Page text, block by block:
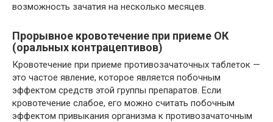
возможность зачатия на несколько месяцев.
Прорывное кровотечение при приеме ОК
(оральных контрацептивов)
Кровотечение при приеме противозачаточных таблеток —
это частое явление, которое является побочным
эффектом средств этой группы препаратов. Если
кровотечение слабое, его можно считать побочным
эффектом привыкания организма к противозачаточным